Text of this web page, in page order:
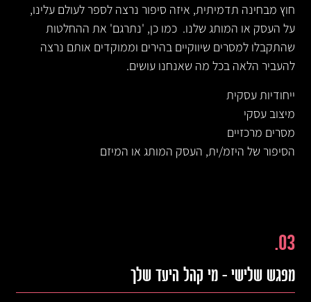
חוץ מבחינה תדמיתית, איזה סיפור נרצה לספר לעולם עלינו,
על העסק או המותג שלנו. כמו כן, 'נתרגם' את ההחלטות
שהתקבלו למסרים שיווקיים בהירים וממוקדים אותם נרצה
להעביר הלאה בכל מה שאנחנו עושים.
ייחודיות עסקית
מיצוב עסקי
מסרים מרכזיים
הסיפור של היזמ/ית, העסק המותג או המיזם
03.
מפגש שלישי – מי קהל היעד שלך